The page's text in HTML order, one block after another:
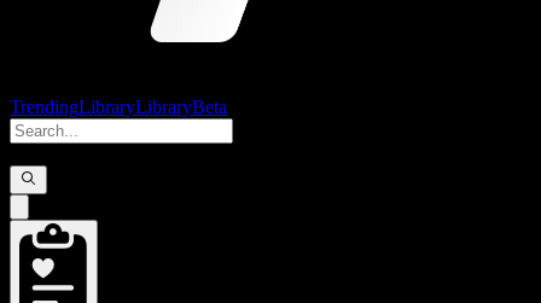
TrendingLibraryLibraryBeta